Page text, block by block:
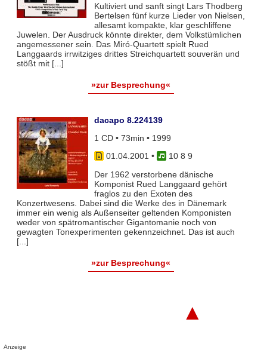
Kultiviert und sanft singt Lars Thodberg
Bertelsen fünf kurze Lieder von Nielsen,
allesamt kompakte, klar geschliffene
Juwelen. Der Ausdruck könnte direkter, dem Volkstümlichen
angemessener sein. Das Miró-Quartett spielt Rued
Langgaards irrwitziges drittes Streichquartett souverän und
stößt mit [...]
»zur Besprechung«
dacapo 8.224139
1 CD • 73min • 1999
01.04.2001 •
10 8 9
Der 1962 verstorbene dänische
Komponist Rued Langgaard gehört
fraglos zu den Exoten des
Konzertwesens. Dabei sind die Werke des in Dänemark
immer ein wenig als Außenseiter geltenden Komponisten
weder von spätromantischer Gigantomanie noch von
gewagten Tonexperimenten gekennzeichnet. Das ist auch
[...]
»zur Besprechung«
▲
Anzeige